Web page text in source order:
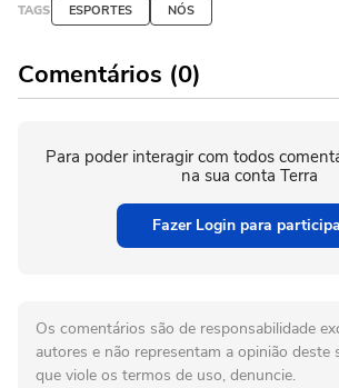
TAGS ESPORTES NÓS
Comentários (0)
Para poder interagir com todos
na sua conta Terra
Fazer Login para
Os comentários são de responsabilidade
autores e não representam a opinião deste
que viole os termos de uso, denuncie.